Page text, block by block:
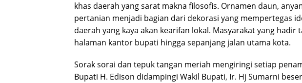
khas daerah yang sarat makna filosofis. Ornamen daun,
pertanian menjadi bagian dari dekorasi yang mempertegas
daerah yang kaya akan kearifan lokal. Masyarakat yang
halaman kantor bupati hingga sepanjang jalan utama kota.
Sorak sorai dan tepuk tangan meriah mengiringi setiap
Bupati H. Edison didampingi Wakil Bupati, Ir. Hj Sumarni